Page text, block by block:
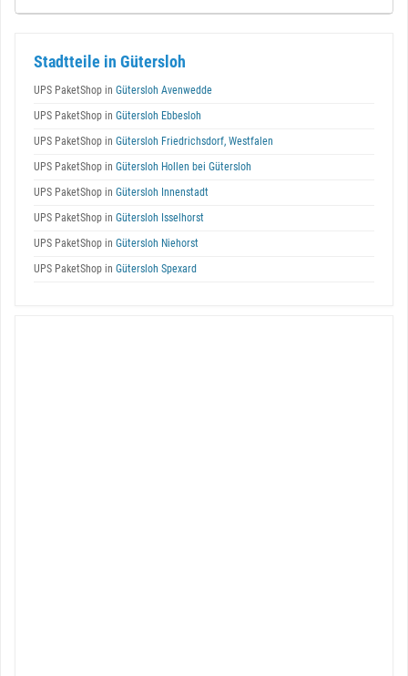
Stadtteile in Gütersloh
UPS PaketShop in Gütersloh Avenwedde
UPS PaketShop in Gütersloh Ebbesloh
UPS PaketShop in Gütersloh Friedrichsdorf, Westfalen
UPS PaketShop in Gütersloh Hollen bei Gütersloh
UPS PaketShop in Gütersloh Innenstadt
UPS PaketShop in Gütersloh Isselhorst
UPS PaketShop in Gütersloh Niehorst
UPS PaketShop in Gütersloh Spexard